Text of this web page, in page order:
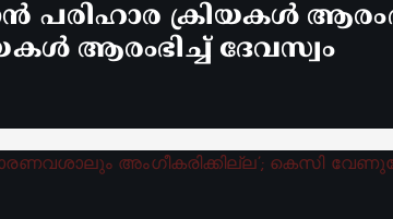
പരിഹാര ക്രിയകൾ
ആരംഭിച്ച് ദേവസ്വം